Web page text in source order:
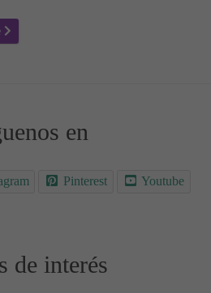
diurna podría ser indicativo de
El TDAH en Adultos - Síntomas,
en
Pinterest Youtube
de interés